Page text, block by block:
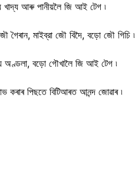
আৰু পানীয়লৈ জি আই টেগ ৷
মাইব্রা জৌ বিদৈ, বড়ো জৌ গিচি ৷
অণ্ডলা, বড়ো গৌখালৈ জি আই টেগ ৷
পিছতে বিটিআৰত আনন্দ জোৱাৰ ৷